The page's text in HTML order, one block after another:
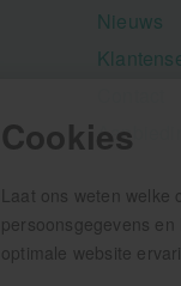
Cookies
Laat ons weten welke
persoonsgegevens
optimale website
Nieuws